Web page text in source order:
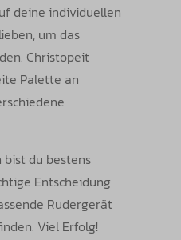
deine individuellen
um das
Christopeit
Palette an
du bestens
Entscheidung
Rudergerät
Viel Erfolg!